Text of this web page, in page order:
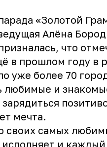
«Золотой
Алёна
что
в прошлом году в
уже более 70
любимые и
мечта.
своих самых
и каждый